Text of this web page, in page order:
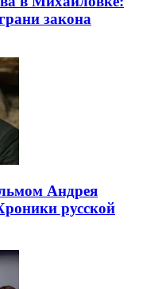
закона
Андрея
русской